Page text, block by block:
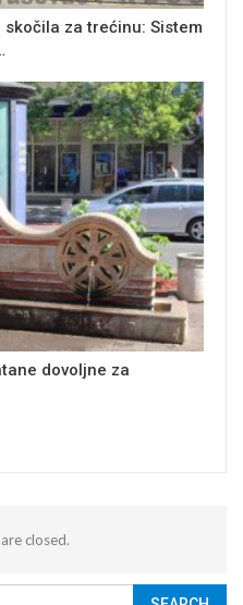
za trećinu: Sistem
dovoljne za
closed.